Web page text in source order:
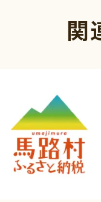
関